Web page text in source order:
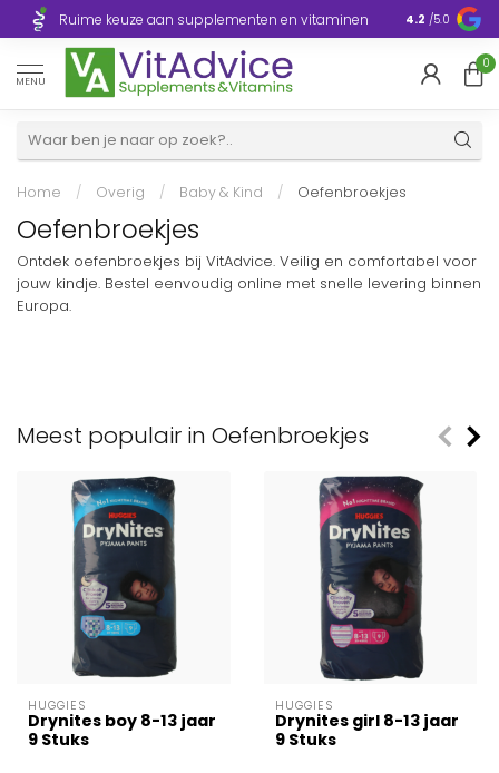
Ruime keuze aan supplementen en vitaminen Europa
4.2 /5.0
MENU
0
Home / Overig / Baby & Kind / Oefenbroekjes
Oefenbroekjes
Ontdek oefenbroekjes bij VitAdvice. Veilig en comfortabel voor
jouw kindje. Bestel eenvoudig online met snelle levering binnen
Europa.
Meest populair in Oefenbroekjes
HUGGIES
Drynites boy 8-13 jaar
9 Stuks
HUGGIES
Drynites girl 8-13 jaar
9 Stuks